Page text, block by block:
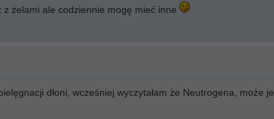
żelami ale codziennie mogę mieć inne
dłoni, wcześniej wyczytałam że Neutrogena, może